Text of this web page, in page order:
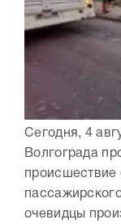
Сегодня, 4
Волгограда
происшествие
очевидцы